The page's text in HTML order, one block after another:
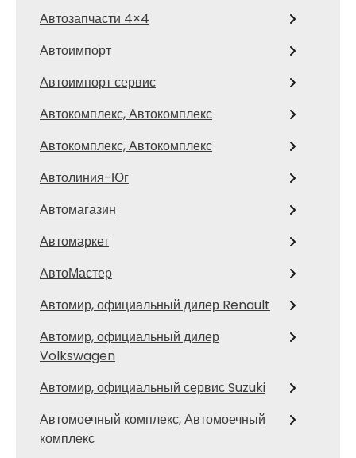
Автозапчасти 4×4
Автоимпорт
Автоимпорт сервис
Автокомплекс, Автокомплекс
Автокомплекс, Автокомплекс
Автолиния-Юг
Автомагазин
Автомаркет
АвтоМастер
Автомир, официальный дилер Renault
Автомир, официальный дилер
Volkswagen
Автомир, официальный сервис Suzuki
Автомоечный комплекс, Автомоечный
комплекс